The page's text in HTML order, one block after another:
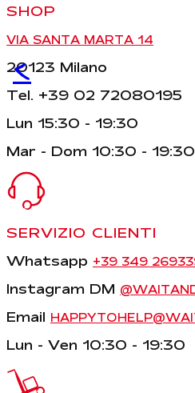
<
SHOP
VIA SANTA MARTA 14
20123 Milano
Tel. +39 02 72080195
Lun 15:30 - 19:30
Mar - Dom 10:30 - 19:30
SERVIZIO CLIENTI
Whatsapp +39 349
Instagram DM
Email
Lun - Ven 10:30 - 19:30